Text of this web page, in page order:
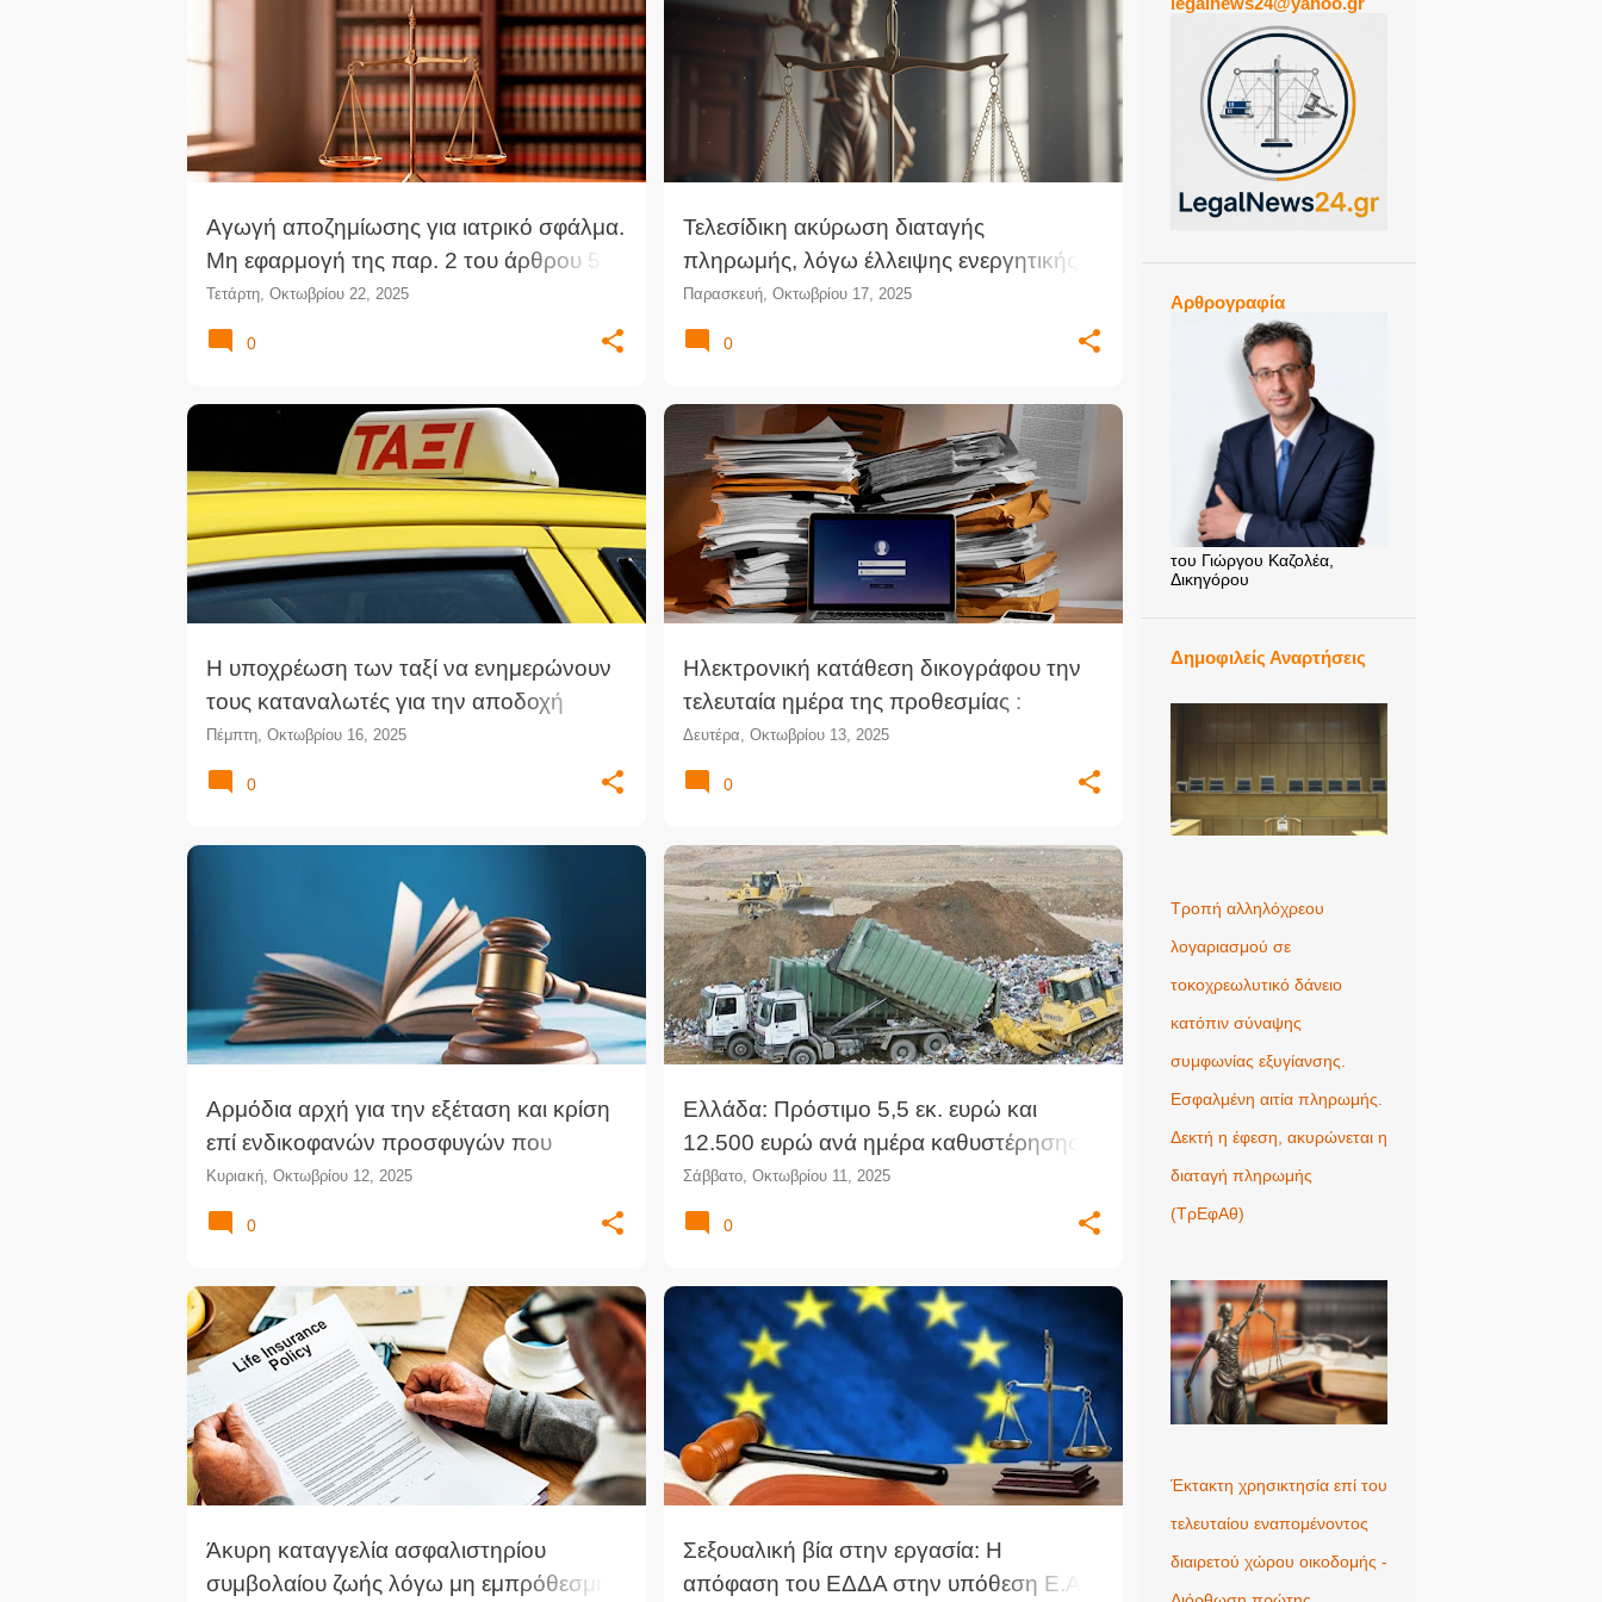
α
ή
σ
Αγωγή αποζημίωσης για ιατρικό σφάλμα.
Μη εφαρμογή της παρ. 2 του άρθρου 5
ΚΔΔ στις αγωγές αποζημίωσης με βάση
τα άρθρα 105 και 106 ΕισΝΑΚ (ΔΠρΚοζ)
Τετάρτη, Οκτωβρίου 22, 2025
0
Τελεσίδικη ακύρωση διαταγής
πληρωμής, λόγω έλλειψης ενεργητικής
νομιμοποίησης της εταιρείας διαχείρισης
(ΤρΕφΑθ)
Παρασκευή, Οκτωβρίου 17, 2025
0
Η υποχρέωση των ταξί να ενημερώνουν
τους καταναλωτές για την αποδοχή
καρτών πληρωμής με αυτοκόλλητη
ταμπέλα στον πίσω υαλοπίνακα του
οχήματος δεν αντίκειται στο Σύνταγμα
Πέμπτη, Οκτωβρίου 16, 2025
0
Ηλεκτρονική κατάθεση δικογράφου την
τελευταία ημέρα της προθεσμίας :
Προσδιορισμός του χρόνου λήξης (με
αφορμή την ΑΠ 1014/2024)
Δευτέρα, Οκτωβρίου 13, 2025
0
Αρμόδια αρχή για την εξέταση και κρίση
επί ενδικοφανών προσφυγών που
ασκούνται κατά αποφάσεων του
Ε.Ο.Π.Π.Ε.Π. (ΝΣΚ)
Κυριακή, Οκτωβρίου 12, 2025
0
Ελλάδα: Πρόστιμο 5,5 εκ. ευρώ και
12.500 ευρώ ανά ημέρα καθυστέρησης
εκτέλεσης απόφασης του Ευρωπαϊκού
Δικαστηρίου του 2014 για τη λειτουργία
ΧΥΤΑ στη Ζάκυνθο
Σάββατο, Οκτωβρίου 11, 2025
0
Άκυρη καταγγελία ασφαλιστηρίου
συμβολαίου ζωής λόγω μη εμπρόθεσμης
Σεξουαλική βία στην εργασία: Η
απόφαση του ΕΔΔΑ στην υπόθεση E.A.
Αρθρογραφία
του Γιώργου Καζολέα,
Δικηγόρου
Δημοφιλείς Αναρτήσεις
Τροπή αλληλόχρεου
λογαριασμού σε
τοκοχρεωλυτικό δάνειο
κατόπιν σύναψης
συμφωνίας εξυγίανσης.
Εσφαλμένη αιτία πληρωμής.
Δεκτή η έφεση, ακυρώνεται η
διαταγή πληρωμής
(ΤρΕφΑθ)
Έκτακτη χρησικτησία επί του
τελευταίου εναπομένοντος
διαιρετού χώρου οικοδομής -